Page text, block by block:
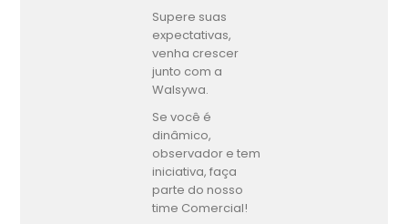
Supere suas
expectativas,
venha crescer
junto com a
Walsywa.
Se você é
dinâmico,
observador e tem
iniciativa, faça
parte do nosso
time Comercial!